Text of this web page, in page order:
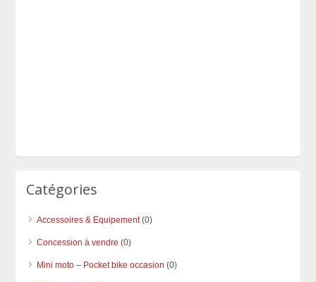
Catégories
Accessoires & Equipement(0)
Concession à vendre (0)
Mini moto – Pocket bike occasion (0)